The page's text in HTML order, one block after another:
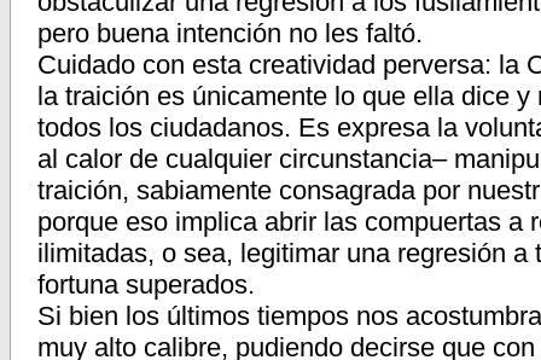
pero buena intención no les faltó.
Cuidado con esta creatividad perversa: la
la traición es únicamente lo que ella dice
todos los ciudadanos. Es expresa la
al calor de cualquier circunstancia–
traición, sabiamente consagrada por
porque eso implica abrir las compuertas a
ilimitadas, o sea, legitimar una regresión a
fortuna superados.
Si bien los últimos tiempos nos
muy alto calibre, pudiendo decirse que